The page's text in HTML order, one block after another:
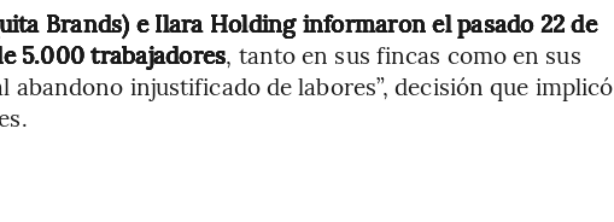
Brands) e Ilara Holding informaron el pasado 22 de
5.000 trabajadores, tanto en sus fincas como en sus
abandono injustificado de labores”, decisión que implicó